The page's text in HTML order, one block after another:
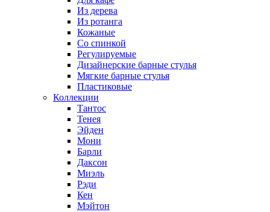
Из дерева
Из ротанга
Кожаные
Со спинкой
Регулируемые
Дизайнерские барные стулья
Мягкие барные стулья
Пластиковые
Коллекции
Тантос
Тенея
Эйден
Мони
Барли
Даксон
Миэль
Рэди
Кен
Мэйтон